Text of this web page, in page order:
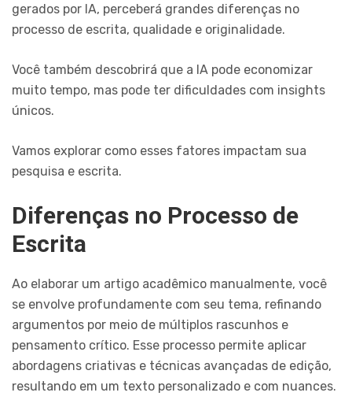
gerados por IA, perceberá grandes diferenças no
processo de escrita, qualidade e originalidade.
Você também descobrirá que a IA pode economizar
muito tempo, mas pode ter dificuldades com insights
únicos.
Vamos explorar como esses fatores impactam sua
pesquisa e escrita.
Diferenças no Processo de
Escrita
Ao elaborar um artigo acadêmico manualmente, você
se envolve profundamente com seu tema, refinando
argumentos por meio de múltiplos rascunhos e
pensamento crítico. Esse processo permite aplicar
abordagens criativas e técnicas avançadas de edição,
resultando em um texto personalizado e com nuances.